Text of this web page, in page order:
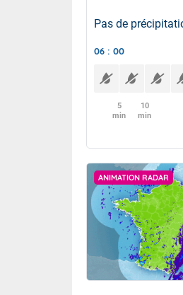
Pas de
06 : 00
5
min
10
min
ANIMATION RADAR